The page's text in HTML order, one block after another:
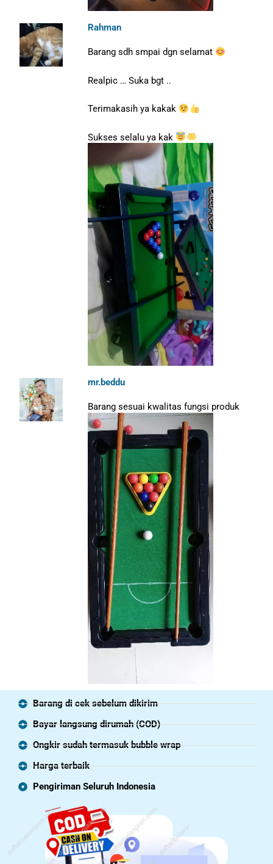
Rahman
Barang sdh smpai dgn selamat
Realpic … Suka bgt ..
Terimakasih ya kakak
Sukses selalu ya kak
mr.beddu
Barang sesuai kwalitas fungsi produk
Barang di cek sebelum dikirim
Bayar langsung dirumah (COD)
Ongkir sudah termasuk bubble wrap
Harga terbaik
Pengiriman Seluruh Indonesia